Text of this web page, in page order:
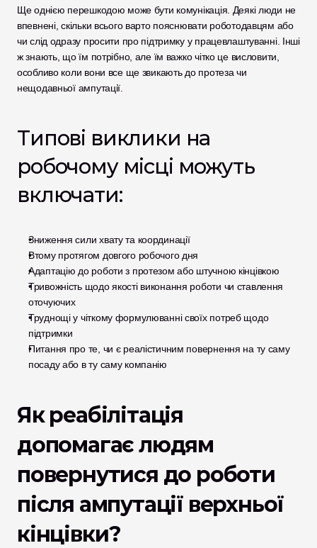
Ще однією перешкодою може бути комунікація. Деякі люди не
впевнені, скільки всього варто пояснювати роботодавцям або
чи слід одразу просити про підтримку у працевлаштуванні. Інші
ж знають, що їм потрібно, але їм важко чітко це висловити,
особливо коли вони все ще звикають до протеза чи
нещодавньої ампутації.
Типові виклики на
робочому місці можуть
включати:
Зниження сили хвату та координації
Втому протягом довгого робочого дня
Адаптацію до роботи з протезом або штучною кінцівкою
Тривожність щодо якості виконання роботи чи ставлення
оточуючих
Труднощі у чіткому формулюванні своїх потреб щодо
підтримки
Питання про те, чи є реалістичним повернення на ту саму
посаду або в ту саму компанію
Як реабілітація
допомагає людям
повернутися до роботи
після ампутації верхньої
кінцівки?